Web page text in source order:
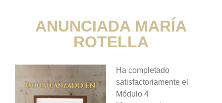
ANUNCIADA MARÍA
ROTELLA
Ha completado
satisfactoriamente el
Módulo 4